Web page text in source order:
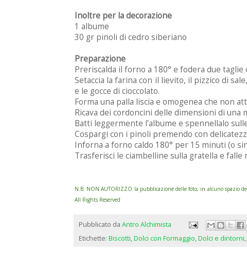
Inoltre per la decorazione
1 albume
30 gr pinoli di cedro siberiano
Preparazione
Preriscalda il forno a 180° e fodera due taglie
Setaccia la farina con il lievito, il pizzico di
e le gocce di cioccolato.
Forma una palla liscia e omogenea che non
Ricava dei cordoncini delle dimensioni di una
Batti leggermente l’albume e spennellalo
Cospargi con i pinoli premendo con
Inforna a forno caldo 180° per 15 minuti (o
Trasferisci le ciambelline sulla gratella e falle
N.B. NON AUTORIZZO la pubblicazione delle foto, in alcuno spazio
All Rights Reserved
Pubblicato da Antro Alchimista
Etichette: Biscotti,Dolci con Formaggio,Dolci e dintorni,